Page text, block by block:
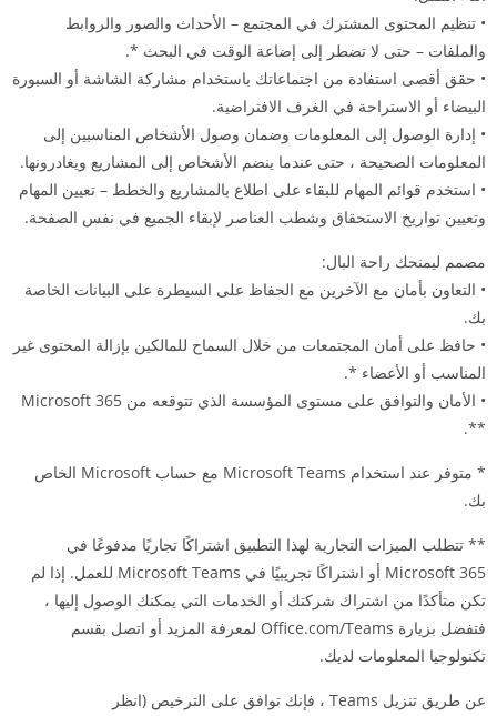
• تنظيم المحتوى المشترك في المجتمع – الأحداث والصور والروابط
والملفات – حتى لا تضطر إلى إضاعة الوقت في البحث *.
• حقق أقصى استفادة من اجتماعاتك باستخدام مشاركة الشاشة أو السبورة
البيضاء أو الاستراحة في الغرف الافتراضية.
• إدارة الوصول إلى المعلومات وضمان وصول الأشخاص المناسبين إلى
المعلومات الصحيحة ، حتى عندما ينضم الأشخاص إلى المشاريع ويغادرونها.
• استخدم قوائم المهام للبقاء على اطلاع بالمشاريع والخطط – تعيين المهام
وتعيين تواريخ الاستحقاق وشطب العناصر لإبقاء الجميع في نفس الصفحة.
مصمم ليمنحك راحة البال:
• التعاون بأمان مع الآخرين مع الحفاظ على السيطرة على البيانات الخاصة
بك.
• حافظ على أمان المجتمعات من خلال السماح للمالكين بإزالة المحتوى غير
المناسب أو الأعضاء *.
• الأمان والتوافق على مستوى المؤسسة الذي تتوقعه من Microsoft 365
**.
* متوفر عند استخدام Microsoft Teams مع حساب Microsoft الخاص
بك.
** تتطلب الميزات التجارية لهذا التطبيق اشتراكًا تجاريًا مدفوعًا في
Microsoft 365 أو اشتراكًا تجريبيًا في Microsoft Teams للعمل. إذا لم
تكن متأكدًا من اشتراك شركتك أو الخدمات التي يمكنك الوصول إليها ،
فتفضل بزيارة Office.com/Teams لمعرفة المزيد أو اتصل بقسم
تكنولوجيا المعلومات لديك.
عن طريق تنزيل Teams ، فإنك توافق على الترخيص (انظر